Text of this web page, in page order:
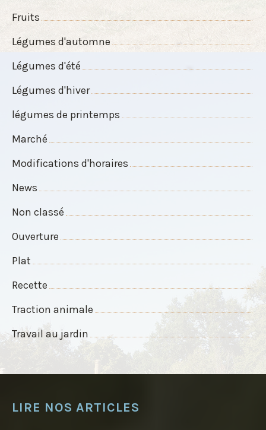
Fruits
Légumes d'automne
Légumes d'été
Légumes d'hiver
légumes de printemps
Marché
Modifications d'horaires
News
Non classé
Ouverture
Plat
Recette
Traction animale
Travail au jardin
LIRE NOS ARTICLES